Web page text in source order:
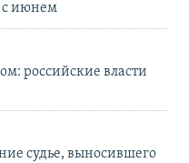
с июнем
российские власти
судье, выносившего